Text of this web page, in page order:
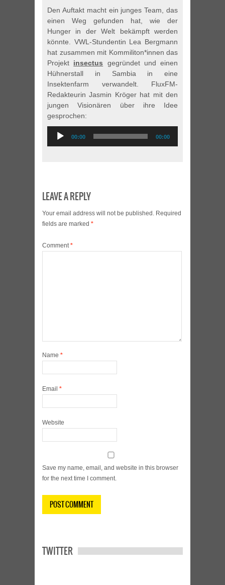
Den Auftakt macht ein junges Team, das
einen Weg gefunden hat, wie der
Hunger in der Welt bekämpft werden
könnte. VWL-Stundentin Lea Bergmann
hat zusammen mit Kommiliton*innen das
Projekt insectus gegründet und einen
Hühnerstall in Sambia in eine
Insektenfarm verwandelt. FluxFM-
Redakteurin Jasmin Kröger hat mit den
jungen Visionären über ihre Idee
gesprochen:
Audio
Player
00:00 00:00
LEAVE A REPLY
Your email address will not be published. Required
fields are marked *
Comment*
Name *
Email *
Website
Save my name, email, and website in this browser
for the next time I comment.
TWITTER